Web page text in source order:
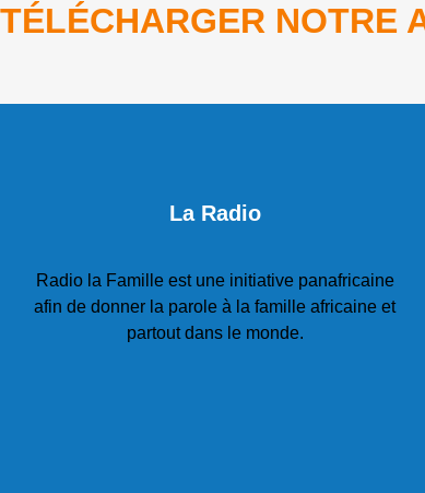
TÉLÉCHARGER NOTRE
La Radio
Radio la Famille est une initiative panafricaine
afin de donner la parole à la famille africaine et
partout dans le monde.